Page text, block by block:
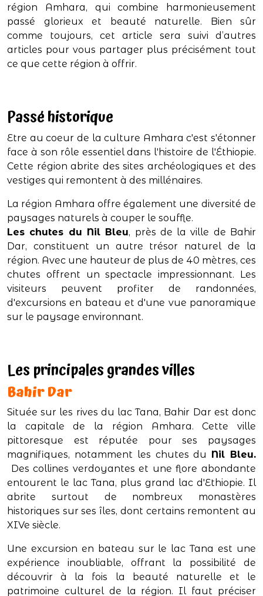
région Amhara, qui combine harmonieusement
passé glorieux et beauté naturelle. Bien sûr
comme toujours, cet article sera suivi d’autres
articles pour vous partager plus précisément tout
ce que cette région à offrir.
Passé historique
Etre au coeur de la culture Amhara c'est s'étonner
face à son rôle essentiel dans l'histoire de l'Éthiopie.
Cette région abrite des sites archéologiques et des
vestiges qui remontent à des millénaires.
La région Amhara offre également une diversité de
paysages naturels à couper le souffle.
Les chutes du Nil Bleu, près de la ville de Bahir
Dar, constituent un autre trésor naturel de la
région. Avec une hauteur de plus de 40 mètres, ces
chutes offrent un spectacle impressionnant. Les
visiteurs peuvent profiter de randonnées,
d'excursions en bateau et d'une vue panoramique
sur le paysage environnant.
Les principales grandes villes
Bahir Dar
Située sur les rives du lac Tana, Bahir Dar est donc
la capitale de la région Amhara. Cette ville
pittoresque est réputée pour ses paysages
magnifiques, notamment les chutes du Nil Bleu.
Des collines verdoyantes et une flore abondante
entourent le lac Tana, plus grand lac d'Ethiopie. Il
abrite surtout de nombreux monastères
historiques sur ses îles, dont certains remontent au
XIVe siècle.
Une excursion en bateau sur le lac Tana est une
expérience inoubliable, offrant la possibilité de
découvrir à la fois la beauté naturelle et le
patrimoine culturel de la région. Il faut préciser